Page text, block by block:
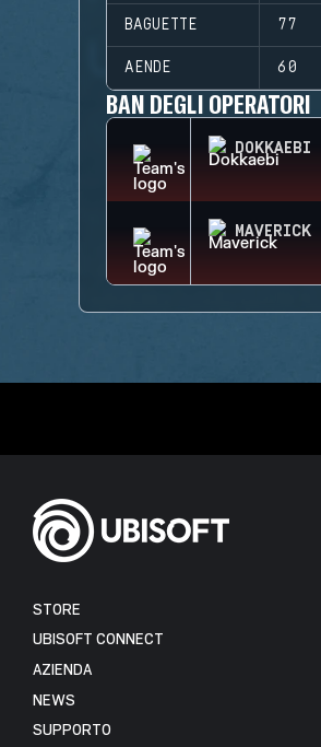
BAGUETTE 77
AENDE 60
BAN DEGLI OPERATORI
DOKKAEBI
MAVERICK
STORE
UBISOFT CONNECT
AZIENDA
NEWS
SUPPORTO